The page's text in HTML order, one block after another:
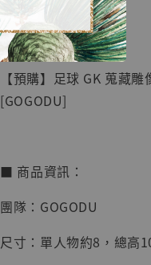
系列蒐藏雕像 悟
鳥山明紀念款 [
工作室]
NT$ 4,280
NT$ 5,580
-
🏝【無人島玩具】
【預購】足球 GK 蒐藏
[GOGODU]
■ 商品資訊：
團隊：GOGODU
尺寸：單人物約8，總高